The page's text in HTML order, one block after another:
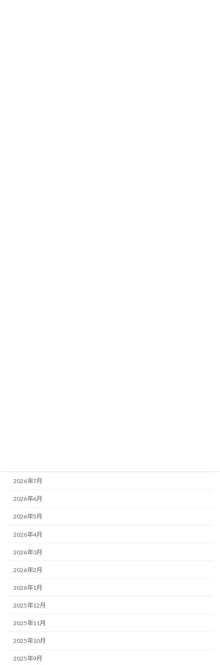
2026年7月
2026年6月
2026年5月
2026年4月
2026年3月
2026年2月
2026年1月
2025年12月
2025年11月
2025年10月
2025年9月